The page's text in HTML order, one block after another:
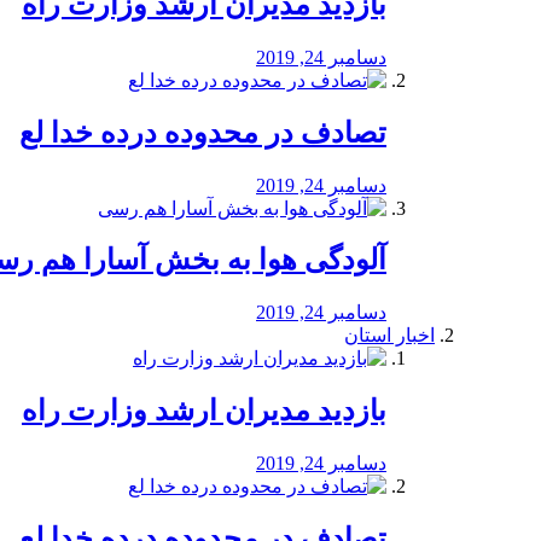
دسامبر 24, 2019
تصادف در محدوده درده خدا لع
دسامبر 24, 2019
آلودگی هوا به بخش آسارا هم
دسامبر 24, 2019
اخبار استان
بازدید مدیران ارشد وزارت راه
دسامبر 24, 2019